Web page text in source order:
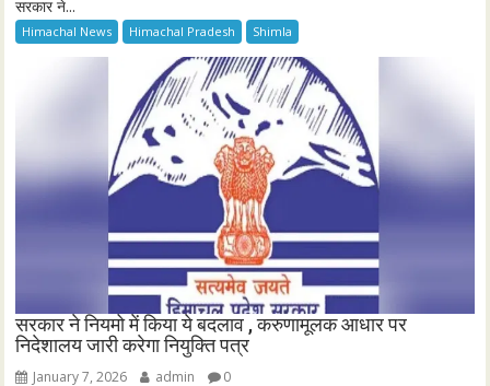
सरकार ने...
Himachal News Himachal Pradesh Shimla
सरकार ने नियमो में किया ये बदलाव , करुणामूलक आधार पर
निदेशालय जारी करेगा नियुक्ति पत्र
January 7, 2026 admin 0